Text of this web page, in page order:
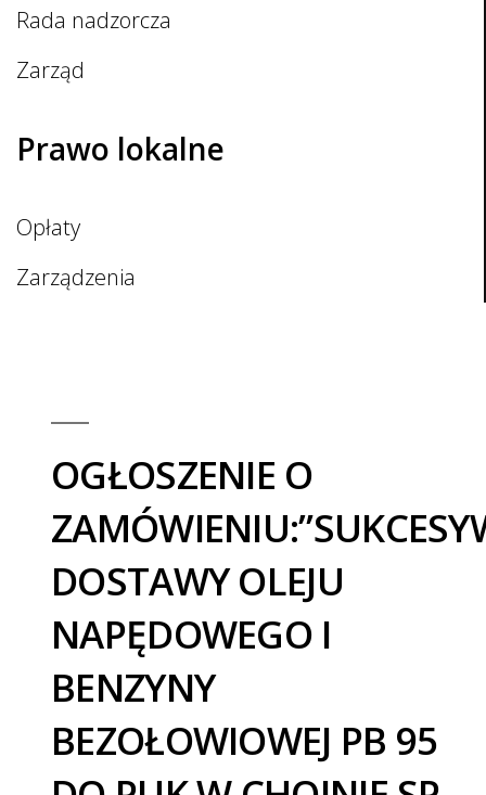
Rada nadzorcza
Zarząd
Prawo lokalne
Opłaty
Zarządzenia
OGŁOSZENIE O
DOSTAWY OLEJU
NAPĘDOWEGO I
BENZYNY
BEZOŁOWIOWEJ PB 95